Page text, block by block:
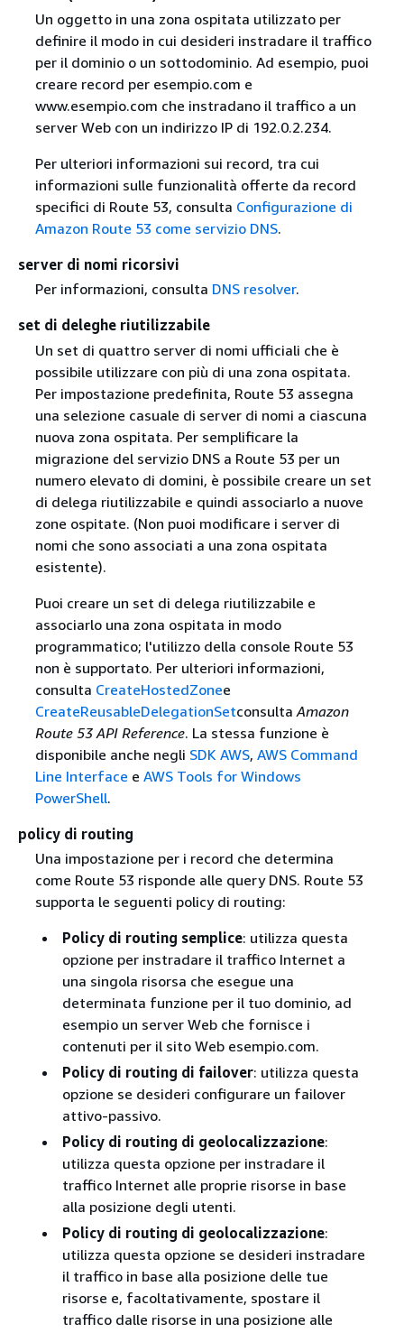
Un oggetto in una zona ospitata utilizzato per
definire il modo in cui desideri instradare il traffico
per il dominio o un sottodominio. Ad esempio, puoi
creare record per esempio.com e
www.esempio.com che instradano il traffico a un
server Web con un indirizzo IP di 192.0.2.234.
Per ulteriori informazioni sui record, tra cui
informazioni sulle funzionalità offerte da record
specifici di Route 53, consulta Configurazione di
Amazon Route 53 come servizio DNS.
server di nomi ricorsivi
Per informazioni, consulta DNS resolver.
set di deleghe riutilizzabile
Un set di quattro server di nomi ufficiali che è
possibile utilizzare con più di una zona ospitata.
Per impostazione predefinita, Route 53 assegna
una selezione casuale di server di nomi a ciascuna
nuova zona ospitata. Per semplificare la
migrazione del servizio DNS a Route 53 per un
numero elevato di domini, è possibile creare un set
di delega riutilizzabile e quindi associarlo a nuove
zone ospitate. (Non puoi modificare i server di
nomi che sono associati a una zona ospitata
esistente).
Puoi creare un set di delega riutilizzabile e
associarlo una zona ospitata in modo
programmatico; l'utilizzo della console Route 53
non è supportato. Per ulteriori informazioni,
consulta CreateHostedZonee
CreateReusableDelegationSetconsulta Amazon
Route 53 API Reference. La stessa funzione è
disponibile anche negli SDK AWS, AWS Command
Line Interface e AWS Tools for Windows
PowerShell.
policy di routing
Una impostazione per i record che determina
come Route 53 risponde alle query DNS. Route 53
supporta le seguenti policy di routing:
Policy di routing semplice: utilizza questa
opzione per instradare il traffico Internet a
una singola risorsa che esegue una
determinata funzione per il tuo dominio, ad
esempio un server Web che fornisce i
contenuti per il sito Web esempio.com.
Policy di routing di failover: utilizza questa
opzione se desideri configurare un failover
attivo-passivo.
Policy di routing di geolocalizzazione:
utilizza questa opzione per instradare il
traffico Internet alle proprie risorse in base
alla posizione degli utenti.
Policy di routing di geolocalizzazione:
utilizza questa opzione se desideri instradare
il traffico in base alla posizione delle tue
risorse e, facoltativamente, spostare il
traffico dalle risorse in una posizione alle